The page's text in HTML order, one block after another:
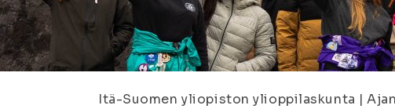
Itä-Suomen yliopiston ylioppilaskunta |